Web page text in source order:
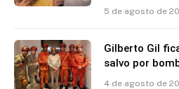
5 de agosto de
Gilberto Gil
salvo por
4 de agosto de